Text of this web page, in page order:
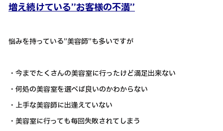
増え続けている”お客様の不満”
悩みを持っている”美容師”も多いですが
・今までたくさんの美容室に行ったけど満足出来ない
・何処の美容室を選べば良いのかわからない
・上手な美容師に出逢えていない
・美容室に行っても毎回失敗されてしまう